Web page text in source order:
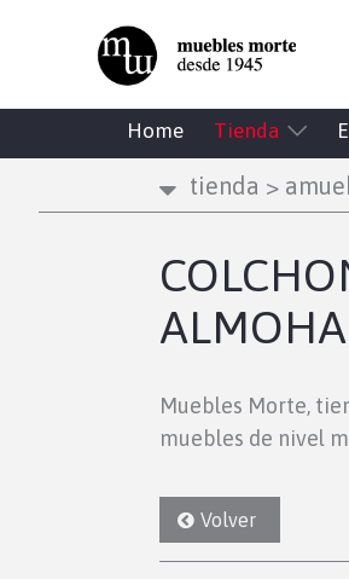
Home Tienda
tienda >
Muebles Morte,
muebles de nivel
Volver